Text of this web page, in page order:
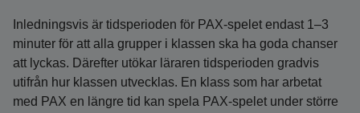
Inledningsvis är tidsperioden för PAX-spelet endast 1–3
minuter för att alla grupper i klassen ska ha goda chanser
att lyckas. Därefter utökar läraren tidsperioden gradvis
utifrån hur klassen utvecklas. En klass som har arbetat
med PAX en längre tid kan spela PAX-spelet under större